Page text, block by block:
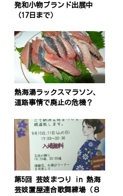
発和小物ブランド出展中
（17日まで）
熱海湯ラックスマラソン、
道路事情で廃止の危機？
第5回 芸妓まつり in 熱海
芸妓置屋連合歌舞練場（８